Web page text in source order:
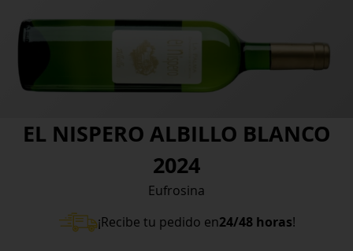
EL NISPERO ALBILLO BLANCO
2024
Eufrosina
¡Recibe tu pedido en24/48 horas!